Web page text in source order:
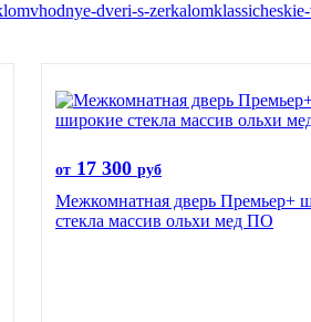
vhodnye-dveri-s-zerkalom
от 17 300 руб
Межкомнатная дверь Премьер+
стекла массив ольхи мед ПО